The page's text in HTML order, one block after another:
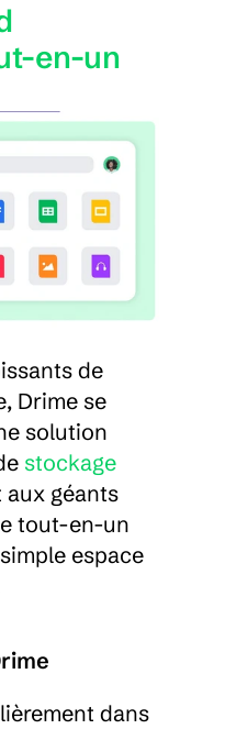
en-un
de
Drime se
solution
stockage
aux géants
tout-en-un
espace
dans